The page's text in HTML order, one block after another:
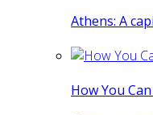
Athens: A
How You